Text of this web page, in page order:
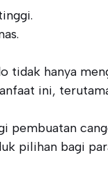
tidak hanya
ini,
pembuatan
pilihan bagi